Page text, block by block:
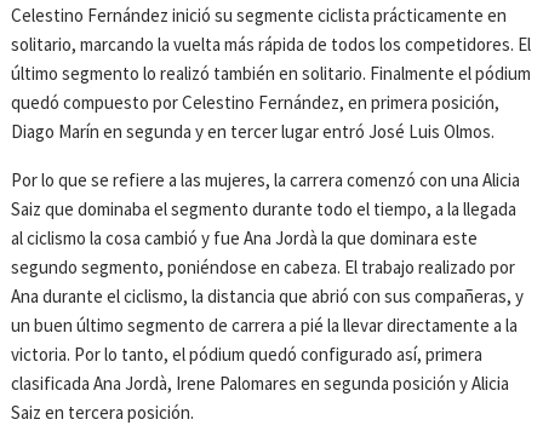
Celestino Fernández inició su segmente ciclista prácticamente en
solitario, marcando la vuelta más rápida de todos los competidores. El
último segmento lo realizó también en solitario. Finalmente el pódium
quedó compuesto por Celestino Fernández, en primera posición,
Diago Marín en segunda y en tercer lugar entró José Luis Olmos.
Por lo que se refiere a las mujeres, la carrera comenzó con una Alicia
Saiz que dominaba el segmento durante todo el tiempo, a la llegada
al ciclismo la cosa cambió y fue Ana Jordà la que dominara este
segundo segmento, poniéndose en cabeza. El trabajo realizado por
Ana durante el ciclismo, la distancia que abrió con sus compañeras, y
un buen último segmento de carrera a pié la llevar directamente a la
victoria. Por lo tanto, el pódium quedó configurado así, primera
clasificada Ana Jordà, Irene Palomares en segunda posición y Alicia
Saiz en tercera posición.